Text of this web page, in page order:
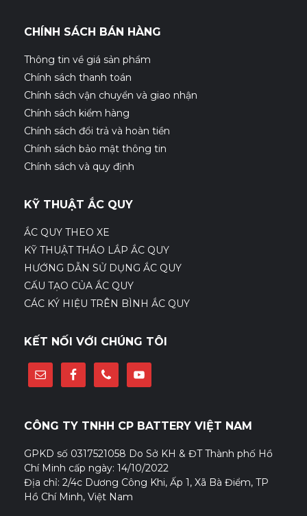
CHÍNH SÁCH BÁN HÀNG
Thông tin về giá sản phẩm
Chính sách thanh toán
Chính sách vận chuyển và giao nhận
Chính sách kiểm hàng
Chính sách đổi trả và hoàn tiền
Chính sách bảo mật thông tin
Chính sách và quy định
KỸ THUẬT ẮC QUY
ẮC QUY THEO XE
KỸ THUẬT THÁO LẮP ẮC QUY
HƯỚNG DẪN SỬ DỤNG ẮC QUY
CẤU TẠO CỦA ẮC QUY
CÁC KÝ HIỆU TRÊN BÌNH ẮC QUY
KẾT NỐI VỚI CHÚNG TÔI
CÔNG TY TNHH CP BATTERY VIỆT NAM
GPKD số 0317521058 Do Sở KH & ĐT Thành phố Hồ
Chí Minh cấp ngày: 14/10/2022
Địa chỉ: 2/4c Dương Công Khi, Ấp 1, Xã Bà Điểm, TP
Hồ Chí Minh, Việt Nam